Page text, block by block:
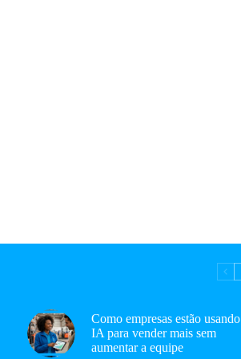
Como empresas estão usando
IA para vender mais sem
aumentar a equipe